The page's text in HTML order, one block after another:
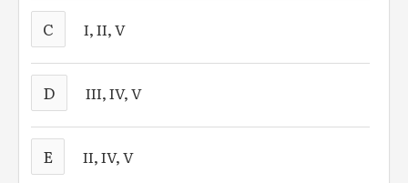
C I, II, V
D III, IV, V
E II, IV, V